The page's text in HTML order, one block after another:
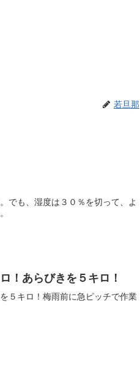
若旦那
でも、湿度は３０％を切って、よ
！あらびきを５キロ！
５キロ！梅雨前に急ピッチで作業